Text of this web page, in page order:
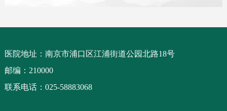
医院地址：南京市浦口区江浦街道公园北路18号
邮编：210000
联系电话：025-58883068